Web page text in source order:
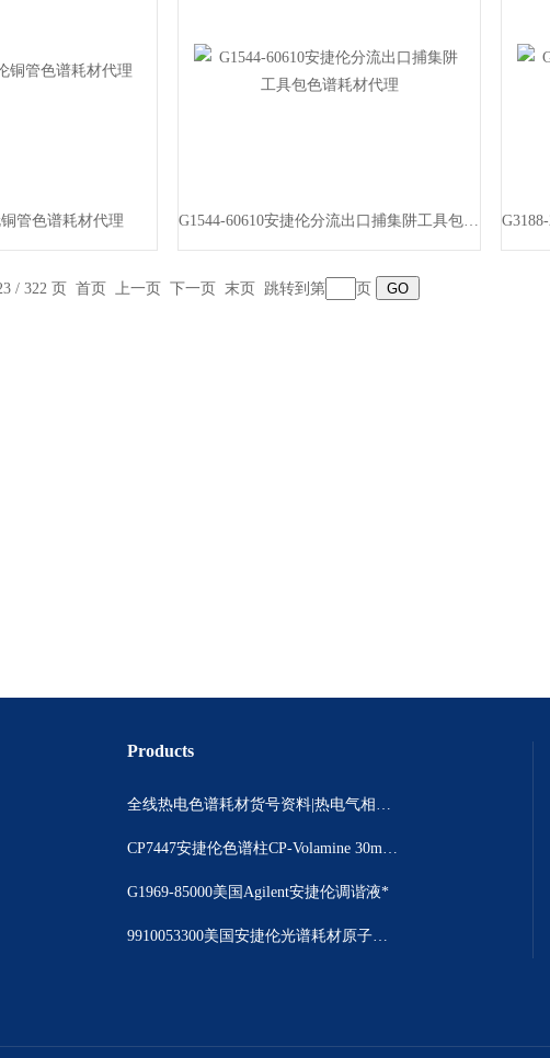
管色谱耗材代理 G1544-60610安捷伦分流出口捕集阱工具包色谱耗材代理
/ 322 页 首页 上一页 下一页 末页 跳转到第 页
Products
全线热电色谱耗材货号资料|热电气相色谱耗材货号|热电气相色谱耗材货号总代理
CP7447安捷伦色谱柱CP-Volamine 30m x 0.32mm
G1969-85000美国Agilent安捷伦调谐液*
9910053300美国安捷伦光谱耗材原子吸收光谱仪撞击球现货